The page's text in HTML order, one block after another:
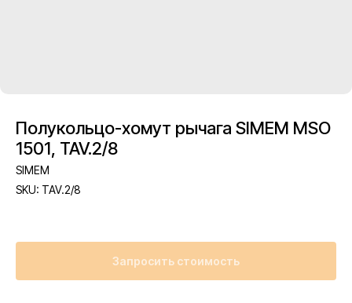
Полукольцо-хомут рычага SIMEM MSO
1501, TAV.2/8
SIMEM
SKU: TAV.2/8
Запросить стоимость